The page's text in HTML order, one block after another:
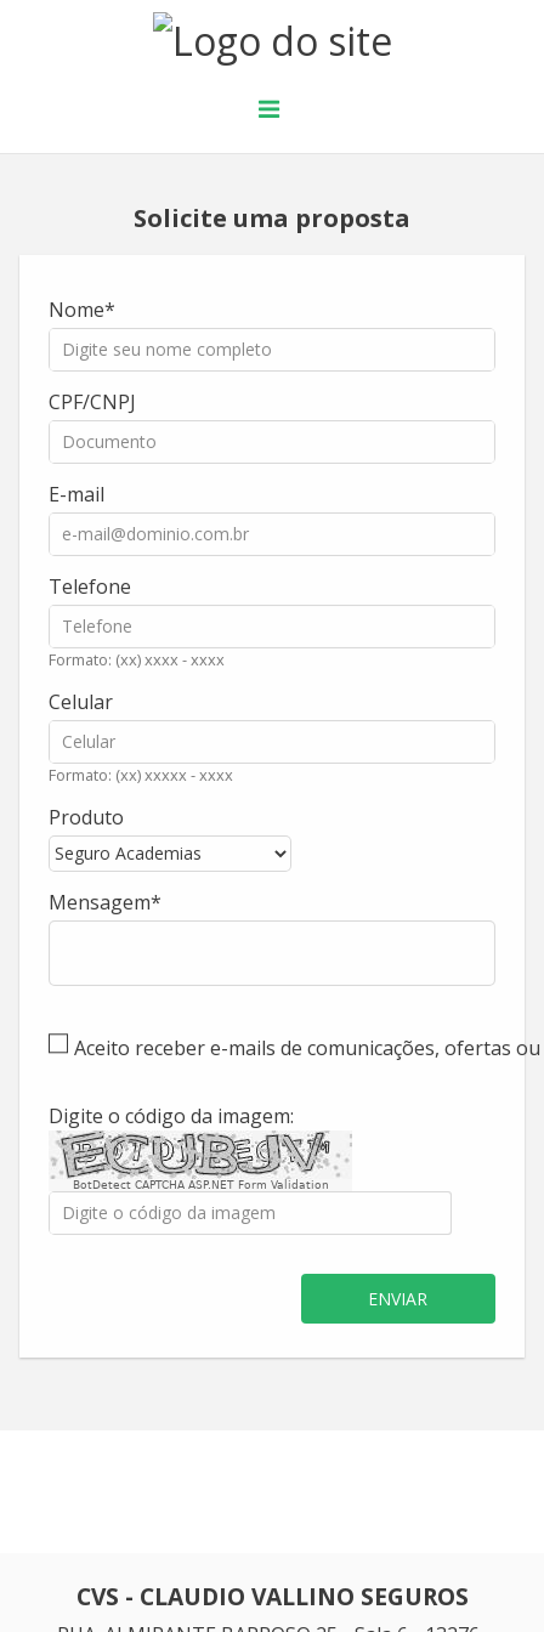
Solicite uma proposta
Nome
CPF/CNPJ
E-mail
Telefone
Formato: (xx) xxxx - xxxx
Celular
Formato: (xx) xxxxx - xxxx
Produto
Mensagem
Aceito receber e-mails de comunicações, ofertas
Digite o código da imagem:
BotDetect CAPTCHA ASP.NET Form Validation
ENVIAR
CVS - CLAUDIO VALLINO SEGUROS